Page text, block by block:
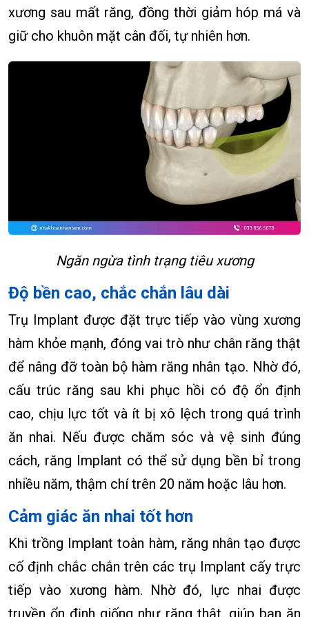
xương sau mất răng, đồng thời giảm hóp má và
giữ cho khuôn mặt cân đối, tự nhiên hơn.
Ngăn ngừa tình trạng tiêu xương
Độ bền cao, chắc chắn lâu dài
Trụ Implant được đặt trực tiếp vào vùng xương
hàm khỏe mạnh, đóng vai trò như chân răng thật
để nâng đỡ toàn bộ hàm răng nhân tạo. Nhờ đó,
cấu trúc răng sau khi phục hồi có độ ổn định
cao, chịu lực tốt và ít bị xô lệch trong quá trình
ăn nhai. Nếu được chăm sóc và vệ sinh đúng
cách, răng Implant có thể sử dụng bền bỉ trong
nhiều năm, thậm chí trên 20 năm hoặc lâu hơn.
Cảm giác ăn nhai tốt hơn
Khi trồng Implant toàn hàm, răng nhân tạo được
cố định chắc chắn trên các trụ Implant cấy trực
tiếp vào xương hàm. Nhờ đó, lực nhai được